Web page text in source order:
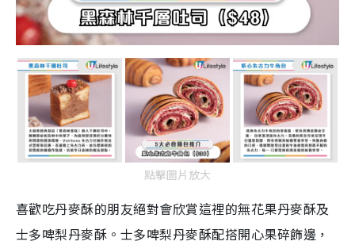
點擊圖片放大
喜歡吃丹麥酥的朋友絕對會欣賞這裡的無花果丹麥酥及
士多啤梨丹麥酥。士多啤梨丹麥酥配搭開心果碎飾邊，